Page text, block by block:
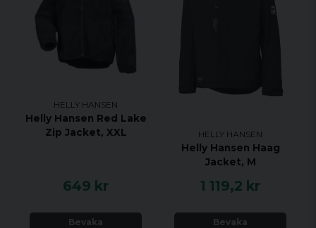
HELLY HANSEN
Helly Hansen Red Lake
Zip Jacket, XXL
649 kr
Bevaka
HELLY HANSEN
Helly Hansen Haag
Jacket, M
1 119,2 kr
Bevaka